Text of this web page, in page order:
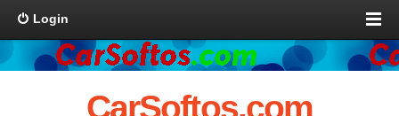
Login
CarSoftos.com